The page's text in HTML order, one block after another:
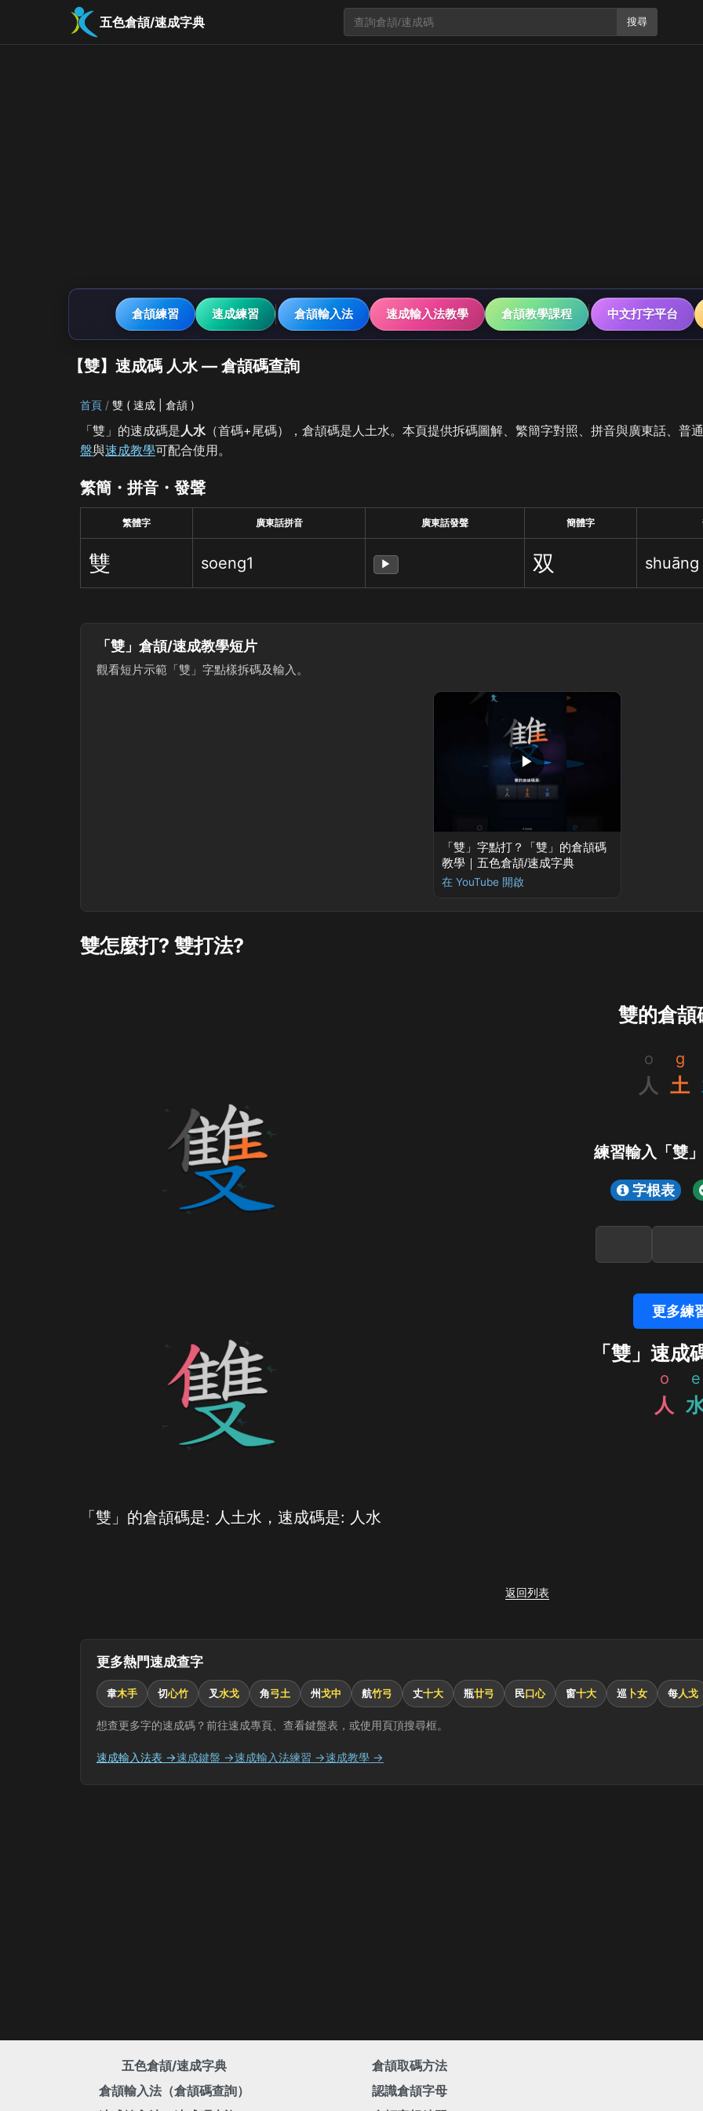
五色倉頡/速成字典 搜尋
倉頡練習 速成練習 倉頡輸入法 速成輸入法教學 倉頡教學課程 中文打字平台
【雙】速成碼 人水 — 倉頡碼查詢
首頁 雙 ( 速成 | 倉頡 )
「雙」的速成碼是人水 （首碼+尾碼），倉頡碼是人土水。本頁提供拆碼圖解、繁簡字對照、拼音與廣東話、普
盤與速成教學可配合使用。
繁簡・拼音・發聲
繁體字 廣東話拼音 廣東話發聲 簡體字
雙 soeng1 ▶ 双 shuāng
「雙」倉頡/速成教學短片
觀看短片示範「雙」字點樣拆碼及輸入。
▶
「雙」字點打？「雙」的倉頡碼
教學｜五色倉頡/速成字典
在 YouTube 開啟
雙怎麼打? 雙打法?
雙的倉頡
o
人
g
土
練習輸入「雙
字根表
更多練
「雙」速成
o
人
e
「雙」的倉頡碼是: 人土水，速成碼是: 人水
返回列表
更多熱門速成查字
韋木手 切心竹 叉水戈 角弓土 州戈中 航竹弓 丈十大 瓶廿弓 民口心 窗十大 巡 卜女 每人戈
想查更多字的速成碼？前往速成專頁、查看鍵盤表，或使用頁頂搜尋框。
速成輸入法表 →速成鍵盤 →速成輸入法練習 →速成教學 →
五色倉頡/速成字典
倉頡輸入法（倉頡碼查詢）
倉頡取碼方法
認識倉頡字母